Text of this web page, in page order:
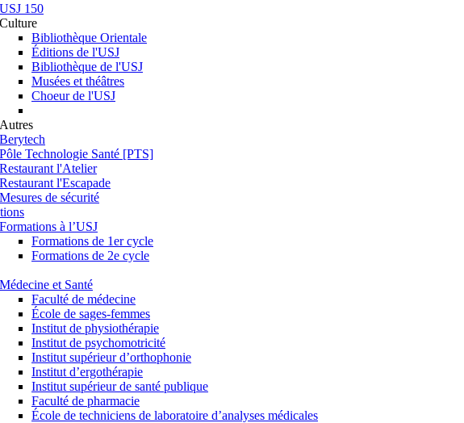
USJ 150
Culture
Bibliothèque Orientale
Éditions de l'USJ
Bibliothèque de l'USJ
Musées et théâtres
Choeur de l'USJ
Autres
Berytech
Pôle Technologie Santé [PTS]
Restaurant l'Atelier
Restaurant l'Escapade
Mesures de sécurité
Formations à l’USJ
Formations de 1er cycle
Formations de 2e cycle
Médecine et Santé
Faculté de médecine
École de sages-femmes
Institut de physiothérapie
Institut de psychomotricité
Institut supérieur d’orthophonie
Institut d’ergothérapie
Institut supérieur de santé publique
Faculté de pharmacie
École de techniciens de laboratoire d’analyses médicales